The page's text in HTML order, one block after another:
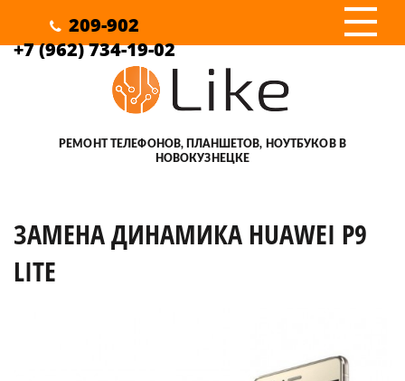
209-902
+7 (962) 734-19-02
III
РЕМОНТ ТЕЛЕФОНОВ, ПЛАНШЕТОВ, НОУТБУКОВ В
НОВОКУЗНЕЦКЕ
ЗАМЕНА ДИНАМИКА HUAWEI P9
LITE